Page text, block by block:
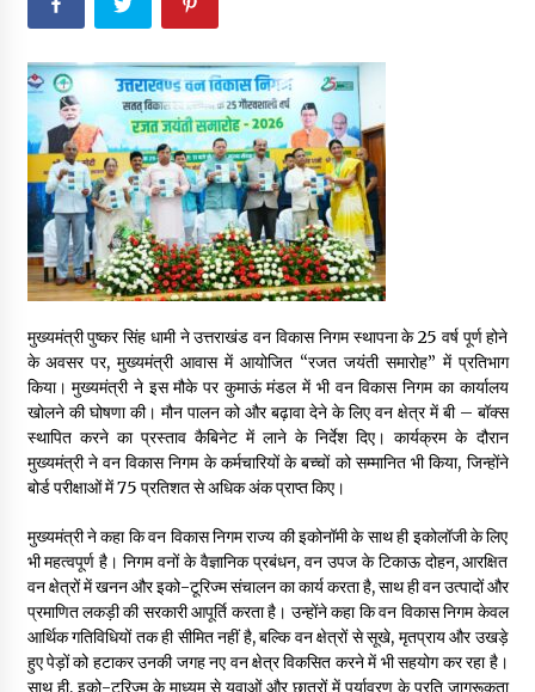
Thought Of The Day 16 May
May 16, 2022
Thought Of The Day 14 May
May 14, 2022
Thought Of The Day 13 May
Thought Of The Day 12 May
May 12, 2022
Thought Of The Day 11 May
May 11, 2022
Thought Of The Day 10 May
May 10, 2022
मुख्यमंत्री पुष्कर सिंह धामी ने उत्तराखंड वन विकास निगम स्थापना के 25 वर्ष पूर्ण होने
के अवसर पर, मुख्यमंत्री आवास में आयोजित “रजत जयंती समारोह” में प्रतिभाग
किया। मुख्यमंत्री ने इस मौके पर कुमाऊं मंडल में भी वन विकास निगम का कार्यालय
खोलने की घोषणा की। मौन पालन को और बढ़ावा देने के लिए वन क्षेत्र में बी – बॉक्स
स्थापित करने का प्रस्ताव कैबिनेट में लाने के निर्देश दिए। कार्यक्रम के दौरान
मुख्यमंत्री ने वन विकास निगम के कर्मचारियों के बच्चों को सम्मानित भी किया, जिन्होंने
बोर्ड परीक्षाओं में 75 प्रतिशत से अधिक अंक प्राप्त किए।
मुख्यमंत्री ने कहा कि वन विकास निगम राज्य की इकोनॉमी के साथ ही इकोलॉजी के लिए
भी महत्वपूर्ण है। निगम वनों के वैज्ञानिक प्रबंधन, वन उपज के टिकाऊ दोहन, आरक्षित
वन क्षेत्रों में खनन और इको-टूरिज्म संचालन का कार्य करता है, साथ ही वन उत्पादों और
प्रमाणित लकड़ी की सरकारी आपूर्ति करता है। उन्होंने कहा कि वन विकास निगम केवल
आर्थिक गतिविधियों तक ही सीमित नहीं है, बल्कि वन क्षेत्रों से सूखे, मृतप्राय और उखड़े
हुए पेड़ों को हटाकर उनकी जगह नए वन क्षेत्र विकसित करने में भी सहयोग कर रहा है।
साथ ही, इको-टूरिज्म के माध्यम से युवाओं और छात्रों में पर्यावरण के प्रति जागरूकता